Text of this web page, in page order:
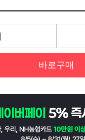
바로구매